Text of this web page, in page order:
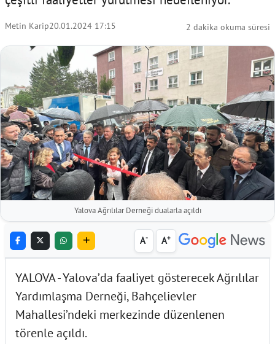
Metin Karip20.01.2024 17:15 2 dakika okuma süresi
Yalova Ağrılılar Derneği dualarla açıldı
A- A+
YALOVA - Yalova’da faaliyet gösterecek Ağrılılar
Yardımlaşma Derneği, Bahçelievler
Mahallesi’ndeki merkezinde düzenlenen
törenle açıldı.